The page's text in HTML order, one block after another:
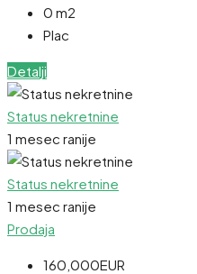
0 m2
Plac
Detalji
Status nekretnine
1 mesec ranije
Status nekretnine
1 mesec ranije
Prodaja
160,000EUR